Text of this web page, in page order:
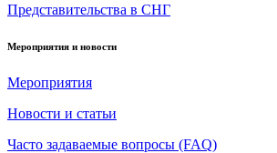
Представительства в СНГ
Мероприятия и новости
Мероприятия
Новости и статьи
Часто задаваемые вопросы (FAQ)